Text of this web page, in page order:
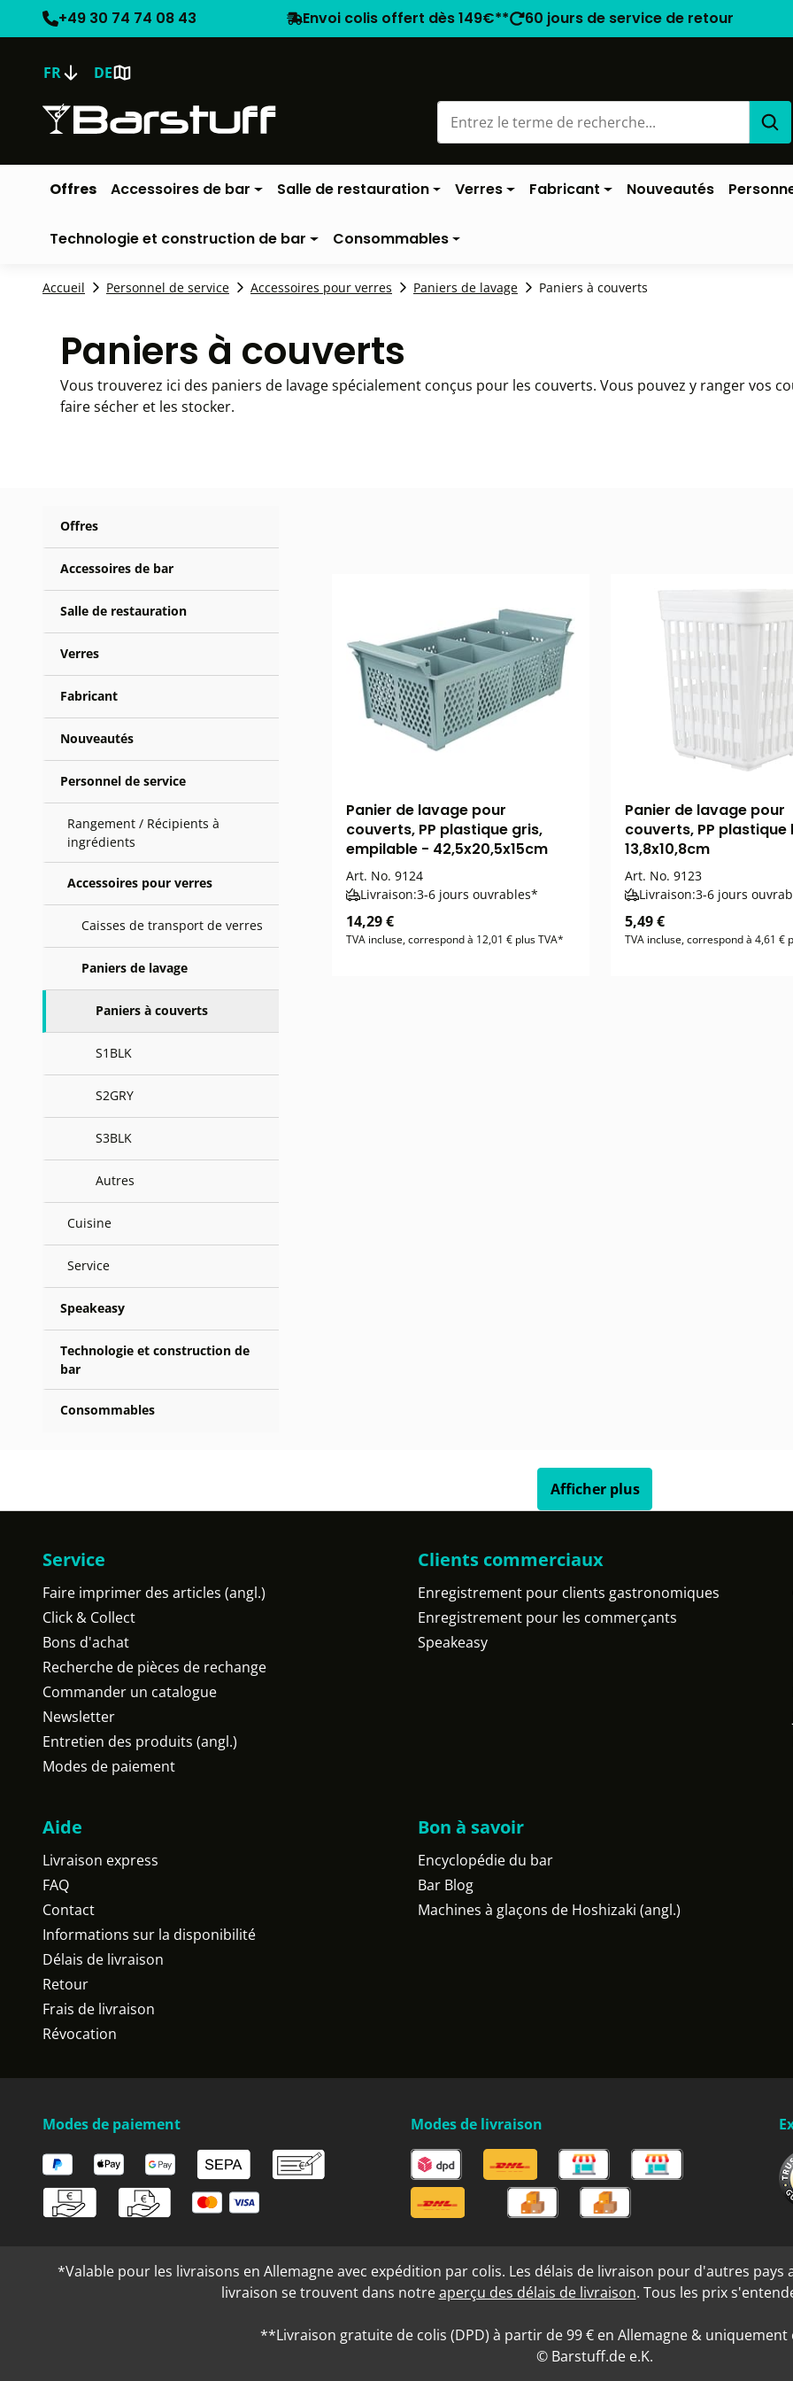
+49 30 74 74 08 43 Envoi colis offert dès 149€** 60 jours de service de retour
FR DE
Offres Accessoires de bar Salle de restauration Verres Fabricant Nouveautés
Technologie et construction de bar Consommables
Accueil Personnel de service Accessoires pour verres Paniers de lavage Paniers à couverts
Paniers à couverts
Vous trouverez ici des paniers de lavage spécialement conçus pour les couverts. Vous pouvez y ranger vos
faire sécher et les stocker.
Offres
Accessoires de bar
Salle de restauration
Verres
Fabricant
Nouveautés
Personnel de service
Rangement / Récipients à
ingrédients
Accessoires pour verres
Caisses de transport de verres
Paniers de lavage
Paniers à couverts
S1BLK
S2GRY
S3BLK
Autres
Cuisine
Service
Speakeasy
Technologie et construction de
bar
Consommables
Panier de lavage pour
couverts, PP plastique gris,
empilable - 42,5x20,5x15cm
Art. No. 9124
Livraison:3-6 jours ouvrables*
14,29 €
TVA incluse, correspond à 12,01 € plus TVA*
Panier de lavage pour
couverts, PP plastique
13,8x10,8cm
Art. No. 9123
Livraison:3-6 jours
5,49 €
TVA incluse, correspond à 4,61 €
Afficher plus
Service
Faire imprimer des articles (angl.)
Click & Collect
Bons d'achat
Recherche de pièces de rechange
Commander un catalogue
Newsletter
Entretien des produits (angl.)
Modes de paiement
Clients commerciaux
Enregistrement pour clients gastronomiques
Enregistrement pour les commerçants
Speakeasy
Aide
Livraison express
FAQ
Contact
Informations sur la disponibilité
Délais de livraison
Retour
Frais de livraison
Révocation
Bon à savoir
Encyclopédie du bar
Bar Blog
Machines à glaçons de Hoshizaki (angl.)
Modes de paiement Modes de livraison
*Valable pour les livraisons en Allemagne avec expédition par colis. Les délais de livraison pour d'autres
livraison se trouvent dans notreaperçu des délais de livraison. Tous les prix
**Livraison gratuite de colis (DPD) à partir de 99 € en Allemagne & uniquement
© Barstuff.de e.K.